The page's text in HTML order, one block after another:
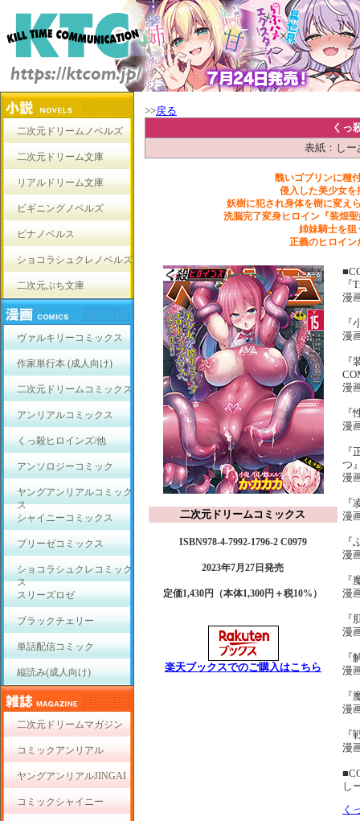
二次元ドリームノベルズ
二次元ドリーム文庫
リアルドリーム文庫
ビギニングノベルズ
ピナノベルス
ショコラシュクレノベルズ
二次元ぷち文庫
ヴァルキリーコミックス
作家単行本 (成人向け)
二次元ドリームコミックス
アンリアルコミックス
くっ殺ヒロインズ/他
アンソロジーコミック
ヤングアンリアルコミック
ス
シャイニーコミックス
ブリーゼコミックス
ショコラシュクレコミック
ス
スリーズロゼ
ブラックチェリー
単話配信コミック
縦読み(成人向け)
二次元ドリームマガジン
コミックアンリアル
ヤングアンリアルJINGAI
コミックシャイニー
>>戻る
くっ
表紙：しー
醜いゴブリンに種
侵入した美少女
妖樹に犯され身体を樹に変え
洗脳完了変身ヒロイン『装煌
姉妹騎士を狙
正義のヒロイン
二次元ドリームコミックス
ISBN978-4-7992-1796-2 C0979
2023年7月27日発売
定価1,430円（本体1,300円＋税10%）
楽天ブックスでのご購入はこちら
『
漫
漫
漫
漫
つ
漫
『
漫
漫
漫
漫
漫
漫
漫
し
く